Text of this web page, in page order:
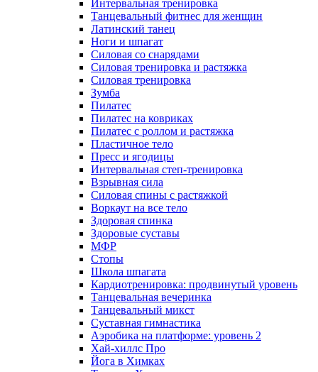
Интервальная тренировка
Танцевальный фитнес для женщин
Латинский танец
Ноги и шпагат
Силовая со снарядами
Силовая тренировка и растяжка
Силовая тренировка
Зумба
Пилатес
Пилатес на ковриках
Пилатес с роллом и растяжка
Пластичное тело
Пресс и ягодицы
Интервальная степ-тренировка
Взрывная сила
Силовая спины с растяжкой
Воркаут на все тело
Здоровая спинка
Здоровые суставы
МФР
Стопы
Школа шпагата
Кардиотренировка: продвинутый уровень
Танцевальная вечеринка
Танцевальный микст
Суставная гимнастика
Аэробика на платформе: уровень 2
Хай-хиллс Про
Йога в Химках